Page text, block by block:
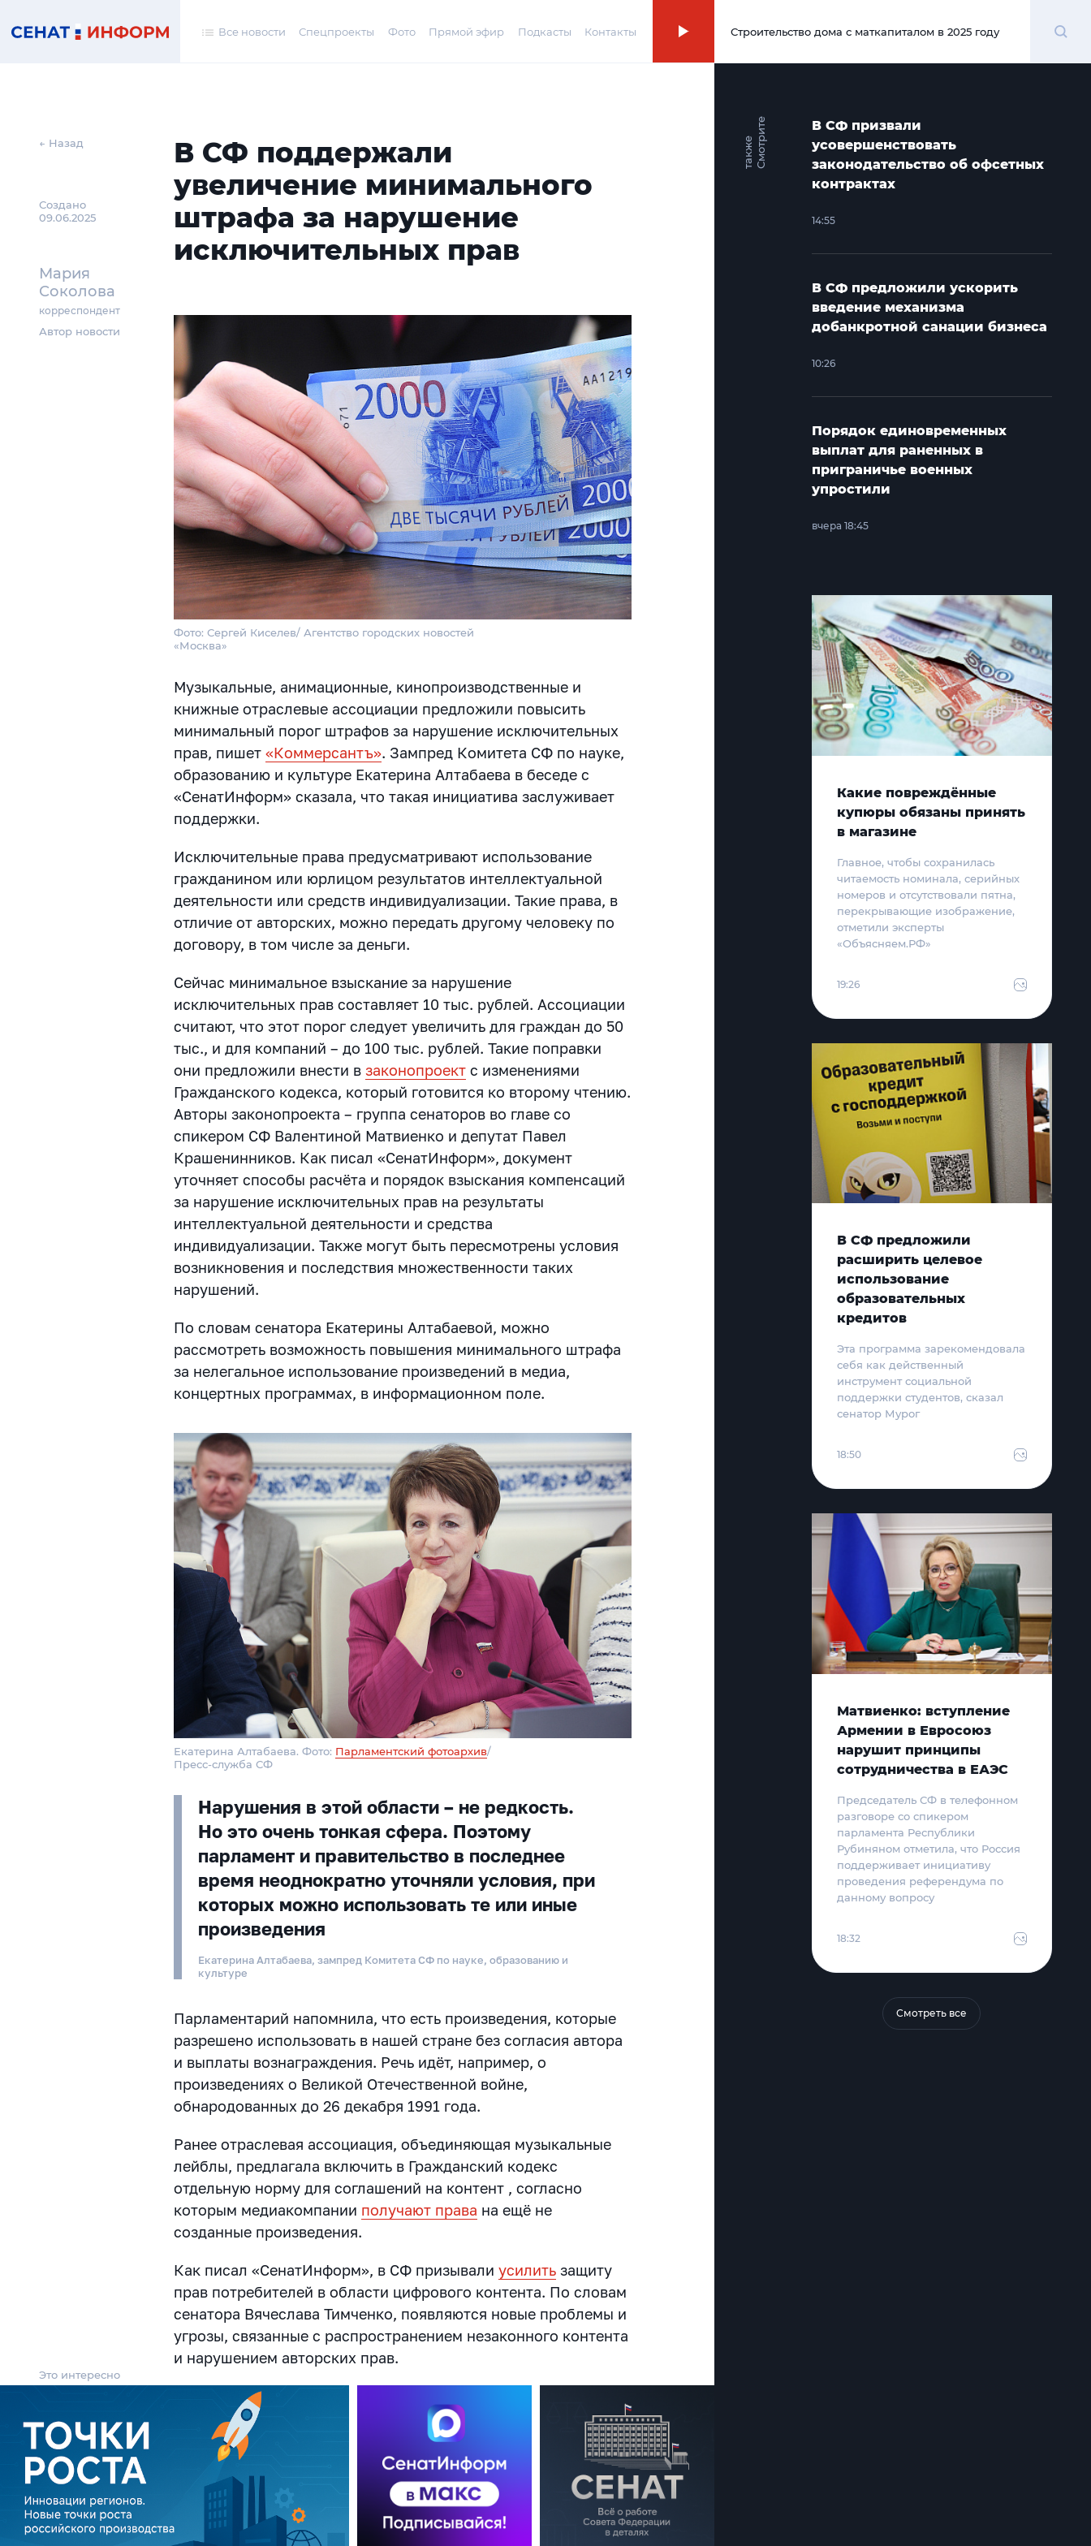
Все новости Спецпроекты Фото Прямой эфир Подкасты Контакты 00:00
Строительство дома с маткапиталом в 2025 году
← Назад
Создано
09.06.2025
Мария
Соколова
корреспондент
Автор новости
В СФ поддержали
увеличение минимального
штрафа за нарушение
исключительных прав
Фото: Сергей Киселев/ Агентство городских новостей
«Москва»
Музыкальные, анимационные, кинопроизводственные и
книжные отраслевые ассоциации предложили повысить
минимальный порог штрафов за нарушение исключительных
прав, пишет«Коммерсантъ». Зампред Комитета СФ по науке,
образованию и культуре Екатерина Алтабаева в беседе с
«СенатИнформ» сказала, что такая инициатива заслуживает
поддержки.
Исключительные права предусматривают использование
гражданином или юрлицом результатов интеллектуальной
деятельности или средств индивидуализации. Такие права, в
отличие от авторских, можно передать другому человеку по
договору, в том числе за деньги.
Сейчас минимальное взыскание за нарушение
исключительных прав составляет 10 тыс. рублей. Ассоциации
считают, что этот порог следует увеличить для граждан до 50
тыс., и для компаний – до 100 тыс. рублей. Такие поправки
они предложили внести взаконопроект с изменениями
Гражданского кодекса, который готовится ко второму чтению.
Авторы законопроекта – группа сенаторов во главе со
спикером СФ Валентиной Матвиенко и депутат Павел
Крашенинников. Как писал «СенатИнформ», документ
уточняет способы расчёта и порядок взыскания компенсаций
за нарушение исключительных прав на результаты
интеллектуальной деятельности и средства
индивидуализации. Также могут быть пересмотрены условия
возникновения и последствия множественности таких
нарушений.
По словам сенатора Екатерины Алтабаевой, можно
рассмотреть возможность повышения минимального штрафа
за нелегальное использование произведений в медиа,
концертных программах, в информационном поле.
Екатерина Алтабаева. Фото: Парламентский фотоархив/
Пресс-служба СФ
Нарушения в этой области – не редкость.
Но это очень тонкая сфера. Поэтому
парламент и правительство в последнее
время неоднократно уточняли условия, при
которых можно использовать те или иные
произведения
Екатерина Алтабаева, зампред Комитета СФ по науке, образованию и
культуре
Парламентарий напомнила, что есть произведения, которые
разрешено использовать в нашей стране без согласия автора
и выплаты вознаграждения. Речь идёт, например, о
произведениях о Великой Отечественной войне,
обнародованных до 26 декабря 1991 года.
Ранее отраслевая ассоциация, объединяющая музыкальные
лейблы, предлагала включить в Гражданский кодекс
отдельную норму для соглашений на контент , согласно
которым медиакомпании получают права на ещё не
созданные произведения.
Как писал «СенатИнформ», в СФ призывалиусилить защиту
прав потребителей в области цифрового контента. По словам
сенатора Вячеслава Тимченко, появляются новые проблемы и
угрозы, связанные с распространением незаконного контента
и нарушением авторских прав.
Это интересно
С
м
о
т
р и
т
е
т
а
к
ж
е
В СФ призвали
усовершенствовать
законодательство об офсетных
контрактах
14:55
В СФ предложили ускорить
введение механизма
добанкротной санации бизнеса
10:26
Порядок единовременных
выплат для раненных в
приграничье военных
упростили
вчера 18:45
Какие повреждённые
купюры обязаны принять
в магазине
Главное, чтобы сохранилась
читаемость номинала, серийных
номеров и отсутствовали пятна,
перекрывающие изображение,
отметили эксперты
«Объясняем.РФ»
19:26
В СФ предложили
расширить целевое
использование
образовательных
кредитов
Эта программа зарекомендовала
себя как действенный
инструмент социальной
поддержки студентов, сказал
сенатор Мурог
18:50
Матвиенко: вступление
Армении в Евросоюз
нарушит принципы
сотрудничества в ЕАЭС
Председатель СФ в телефонном
разговоре со спикером
парламента Республики
Рубиняном отметила, что Россия
поддерживает инициативу
проведения референдума по
данному вопросу
18:32
Смотреть все